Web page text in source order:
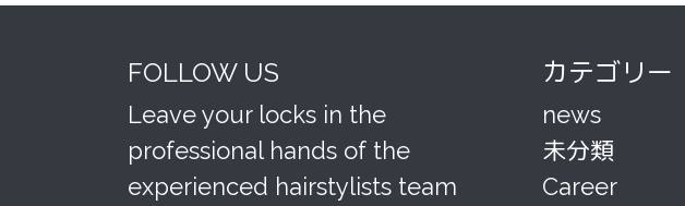
FOLLOW US
Leave your locks in the
professional hands of the
experienced hairstylists team
カテゴリー
news
未分類
Career